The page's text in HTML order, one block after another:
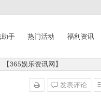
助手 热门活动 福利资讯
365娱乐资讯网】
发表评论